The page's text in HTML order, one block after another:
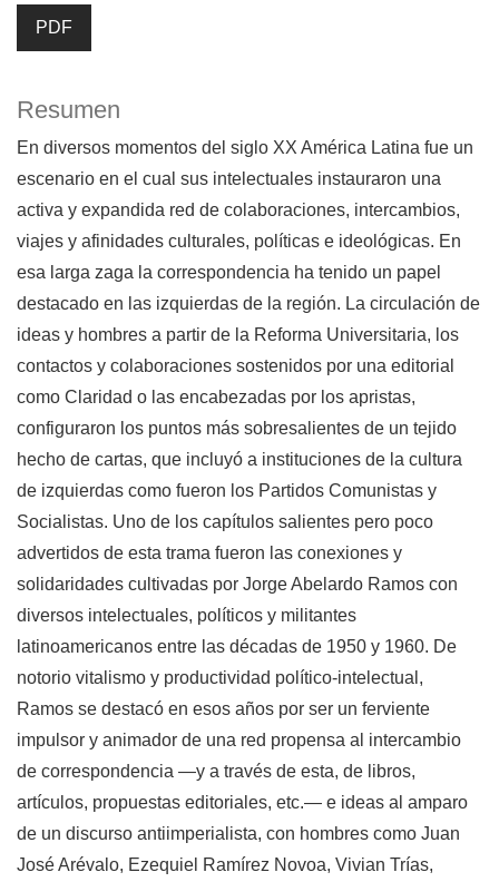
PDF
Resumen
En diversos momentos del siglo XX América Latina fue un
escenario en el cual sus intelectuales instauraron una
activa y expandida red de colaboraciones, intercambios,
viajes y afinidades culturales, políticas e ideológicas. En
esa larga zaga la correspondencia ha tenido un papel
destacado en las izquierdas de la región. La circulación de
ideas y hombres a partir de la Reforma Universitaria, los
contactos y colaboraciones sostenidos por una editorial
como Claridad o las encabezadas por los apristas,
configuraron los puntos más sobresalientes de un tejido
hecho de cartas, que incluyó a instituciones de la cultura
de izquierdas como fueron los Partidos Comunistas y
Socialistas. Uno de los capítulos salientes pero poco
advertidos de esta trama fueron las conexiones y
solidaridades cultivadas por Jorge Abelardo Ramos con
diversos intelectuales, políticos y militantes
latinoamericanos entre las décadas de 1950 y 1960. De
notorio vitalismo y productividad político-intelectual,
Ramos se destacó en esos años por ser un ferviente
impulsor y animador de una red propensa al intercambio
de correspondencia —y a través de esta, de libros,
artículos, propuestas editoriales, etc.— e ideas al amparo
de un discurso antiimperialista, con hombres como Juan
José Arévalo, Ezequiel Ramírez Novoa, Vivian Trías,